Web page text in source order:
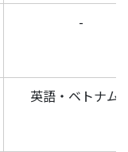
-
英語・ベトナム